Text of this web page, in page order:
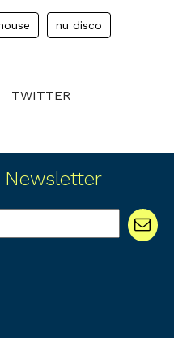
nu disco
TWITTER
Newsletter